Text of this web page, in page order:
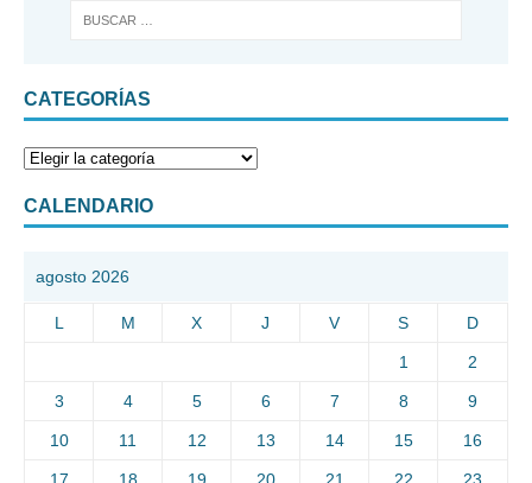
CATEGORÍAS
CALENDARIO
agosto 2026
L M X J V S D
1 2
3 4 5 6 7 8 9
10 11 12 13 14 15 16